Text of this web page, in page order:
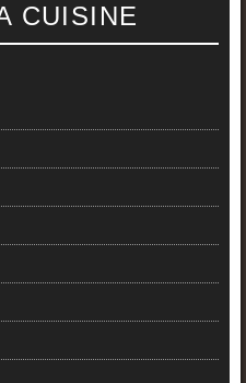
CUISINE